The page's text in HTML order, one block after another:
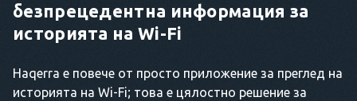
безпрецедентна информация за
историята на Wi-Fi
Haqerra е повече от просто приложение за преглед на
историята на Wi-Fi; това е цялостно решение за